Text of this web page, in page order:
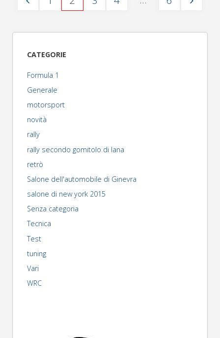
al
degli
articoli
CATEGORIE
Formula 1
Generale
motorsport
novità
rally
rally secondo gomitolo di lana
retrò
Salone dell'automobile di Ginevra
salone di new york 2015
Senza categoria
Tecnica
Test
tuning
Vari
WRC